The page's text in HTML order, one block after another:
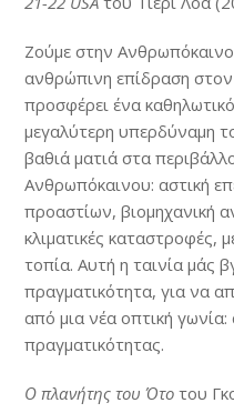
Ζούμε στην
ανθρώπινη επίδραση
προσφέρει ένα
μεγαλύτερη υπερδύναμη
βαθιά ματιά στα
Ανθρωπόκαινου: αστική
προαστίων, βιομηχανική
κλιματικές καταστροφές,
τοπία. Αυτή η ταινία μάς
πραγματικότητα, για να
από μια νέα οπτική
πραγματικότητας.
Ο πλανήτης του Ότο του